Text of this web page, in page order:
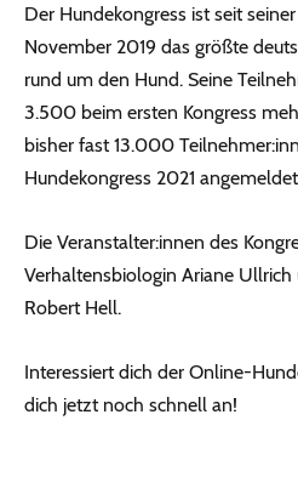
Der Hundekongress ist seit
November 2019 das größte
rund um den Hund. Seine
3.500 beim ersten Kongress
bisher fast 13.000
Hundekongress 2021
Die Veranstalter:innen des
Verhaltensbiologin Ariane
Robert Hell.
Interessiert dich der Online-
dich jetzt noch schnell an!